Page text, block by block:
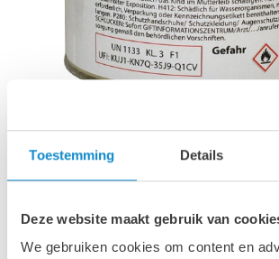
Toestemming Details
Deze website maakt gebruik van
We gebruiken cookies om content en
LUCON HR T3E Textiel
Voor warme vulkanisatie en reparaties van
hittebestendige textieltransportbanden
1000 ml blik (art.nr. CA3322-1)